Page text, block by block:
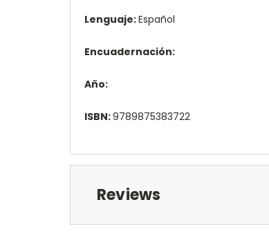
Lenguaje:Español
Encuadernación:
Año:
ISBN:9789875383722
Reviews